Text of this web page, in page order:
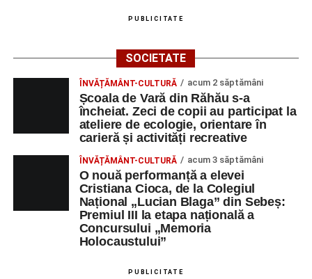
PUBLICITATE
SOCIETATE
ÎNVĂȚĂMÂNT-CULTURĂ acum 2 săptămâni
Școala de Vară din Răhău s-a
încheiat. Zeci de copii au participat la
ateliere de ecologie, orientare în
carieră și activități recreative
ÎNVĂȚĂMÂNT-CULTURĂ acum 3 săptămâni
O nouă performanță a elevei
Cristiana Cioca, de la Colegiul
Național „Lucian Blaga” din Sebeș:
Premiul III la etapa națională a
Concursului „Memoria
Holocaustului”
PUBLICITATE